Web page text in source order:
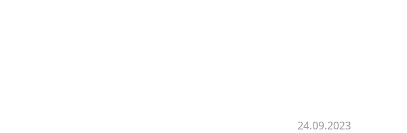
24.09.2023